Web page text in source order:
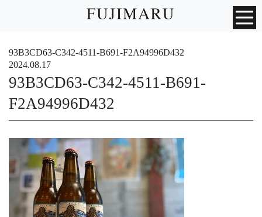
93B3CD63-C342-4511-B691-F2A94996D432
2024.08.17
93B3CD63-C342-4511-B691-
F2A94996D432